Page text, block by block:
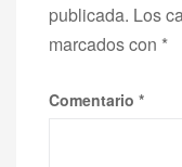
publicada. Los
marcados con *
Comentario *